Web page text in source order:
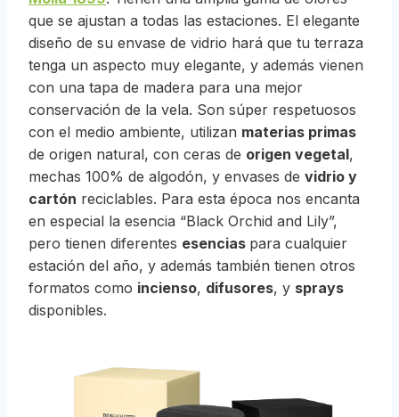
que se ajustan a todas las estaciones. El elegante
diseño de su envase de vidrio hará que tu terraza
tenga un aspecto muy elegante, y además vienen
con una tapa de madera para una mejor
conservación de la vela. Son súper respetuosos
con el medio ambiente, utilizan materias primas
de origen natural, con ceras de origen vegetal,
mechas 100% de algodón, y envases de vidrio y
cartón reciclables. Para esta época nos encanta
en especial la esencia “Black Orchid and Lily”,
pero tienen diferentes esencias para cualquier
estación del año, y además también tienen otros
formatos como incienso, difusores, y sprays
disponibles.